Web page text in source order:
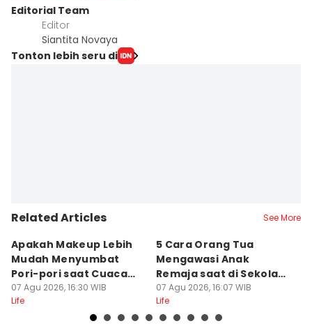
Editorial Team
Editor
Siantita Novaya
Tonton lebih seru di
Related Articles See More
Apakah Makeup Lebih
Mudah Menyumbat
Pori-pori saat Cuaca
Panas?
07 Agu 2026, 16:30 WIB
Life
5 Cara Orang Tua
Mengawasi Anak
Remaja saat di Sekolah,
Lebih Ekstra!
07 Agu 2026, 16:07 WIB
Life